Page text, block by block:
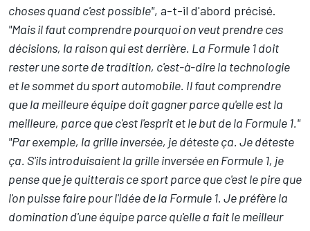
choses quand c'est possible", a-t-il d'abord précisé.
"Mais il faut comprendre pourquoi on veut prendre ces
décisions, la raison qui est derrière. La Formule 1 doit
rester une sorte de tradition, c'est-à-dire la technologie
et le sommet du sport automobile. Il faut comprendre
que la meilleure équipe doit gagner parce qu'elle est la
meilleure, parce que c'est l'esprit et le but de la Formule 1."
"Par exemple, la grille inversée, je déteste ça. Je déteste
ça. S'ils introduisaient la grille inversée en Formule 1, je
pense que je quitterais ce sport parce que c'est le pire que
l'on puisse faire pour l'idée de la Formule 1. Je préfère la
domination d'une équipe parce qu'elle a fait le meilleur